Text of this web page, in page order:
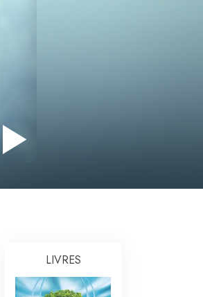
l’oppression
de l’étude
LIVRES